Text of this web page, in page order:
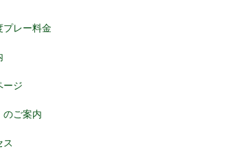
プレー料金
ージ
のご案内
ス